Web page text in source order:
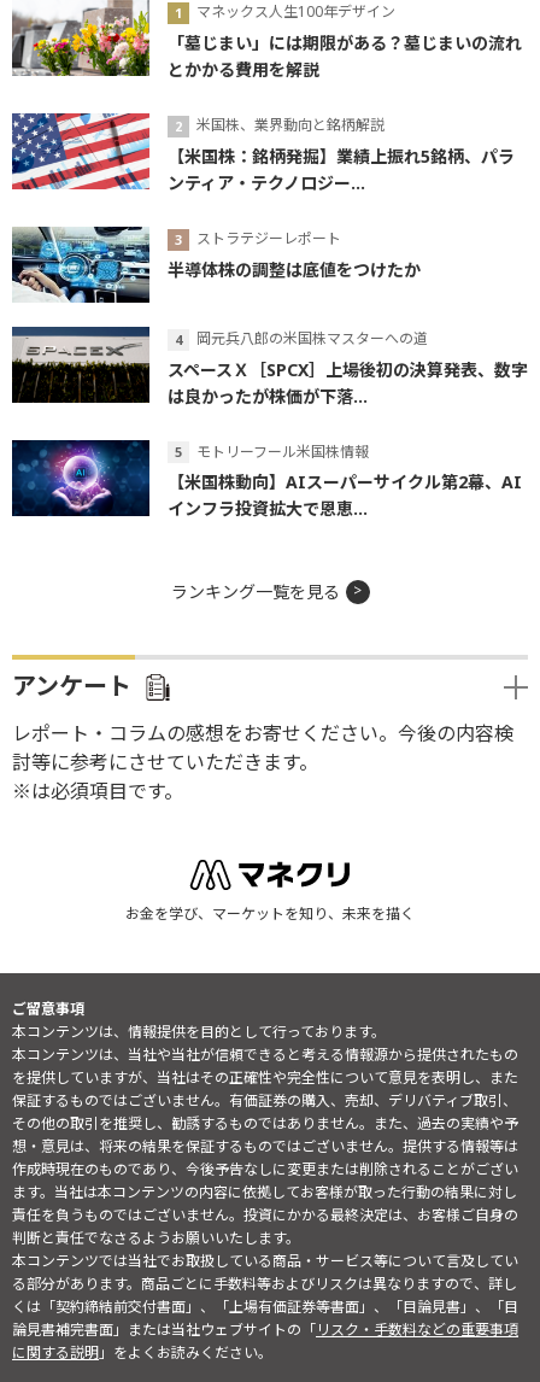
マネックス人生100年デザイン
「墓じまい」には期限がある？墓じまいの流れ
とかかる費用を解説
米国株、業界動向と銘柄解説
【米国株：銘柄発掘】業績上振れ5銘柄、パラ
ンティア・テクノロジー...
ストラテジーレポート
半導体株の調整は底値をつけたか
岡元兵八郎の米国株マスターへの道
スペースＸ［SPCX］上場後初の決算発表、数字
は良かったが株価が下落...
モトリーフール米国株情報
【米国株動向】AIスーパーサイクル第2幕、AI
インフラ投資拡大で恩恵...
ランキング一覧を見る
アンケート
レポート・コラムの感想をお寄せください。今後の内容検
討等に参考にさせていただきます。
※は必須項目です。
お金を学び、マーケットを知り、未来を描く
ご留意事項
本コンテンツは、情報提供を目的として行っております。
本コンテンツは、当社や当社が信頼できると考える情報源から提供されたもの
を提供していますが、当社はその正確性や完全性について意見を表明し、また
保証するものではございません。有価証券の購入、売却、デリバティブ取引、
その他の取引を推奨し、勧誘するものではありません。また、過去の実績や予
想・意見は、将来の結果を保証するものではございません。提供する情報等は
作成時現在のものであり、今後予告なしに変更または削除されることがござい
ます。当社は本コンテンツの内容に依拠してお客様が取った行動の結果に対し
責任を負うものではございません。投資にかかる最終決定は、お客様ご自身の
判断と責任でなさるようお願いいたします。
本コンテンツでは当社でお取扱している商品・サービス等について言及してい
る部分があります。商品ごとに手数料等およびリスクは異なりますので、詳し
くは「契約締結前交付書面」、「上場有価証券等書面」、「目論見書」、「目
論見書補完書面」または当社ウェブサイトの「リスク・手数料などの重要事項
に関する説明」をよくお読みください。